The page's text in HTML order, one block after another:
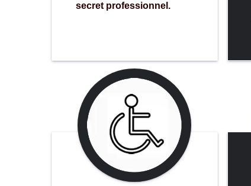
secret professionnel.